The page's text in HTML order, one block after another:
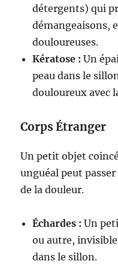
détergents) qui
démangeaisons,
douloureuses.
Kératose : Un
peau dans le
douloureux avec
Corps Étranger
Un petit objet
unguéal peut
de la douleur.
Échardes : Un
ou autre,
dans le sillon.